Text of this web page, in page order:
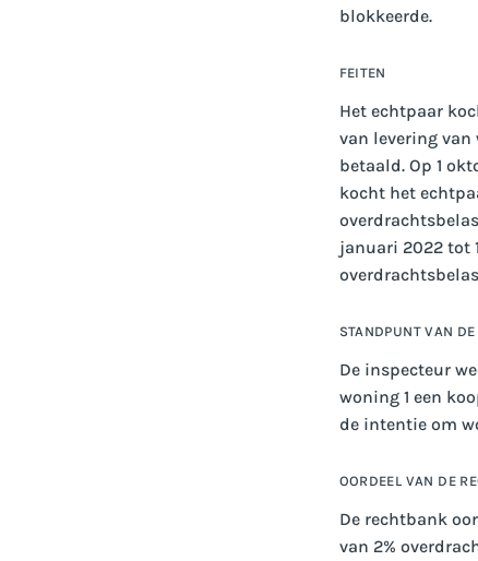
blokkeerde.
FEITEN
Het echtpaar
van levering van
betaald. Op 1
kocht het
januari 2022 tot
STANDPUNT VAN
De inspecteur
woning 1 een
de intentie om
OORDEEL VAN DE
De rechtbank
van 2%